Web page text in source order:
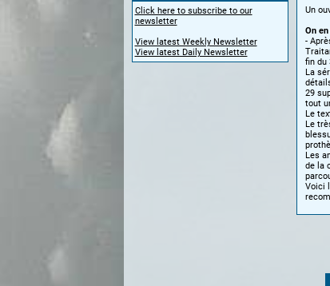
Click here to subscribe to our
newsletter
View latest Weekly Newsletter
View latest Daily Newsletter
Un
On
-
fin du
La
29
tout
Le
Le
Les
de la
Voici